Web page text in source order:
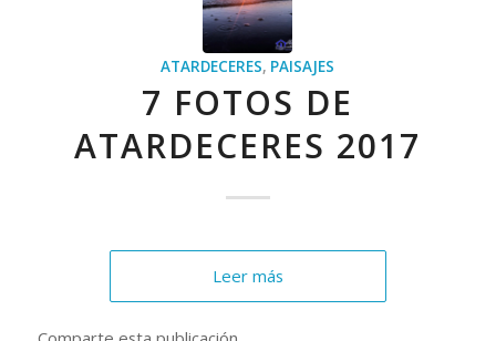
ATARDECERES, PAISAJES
7 FOTOS DE
ATARDECERES 2017
Leer más